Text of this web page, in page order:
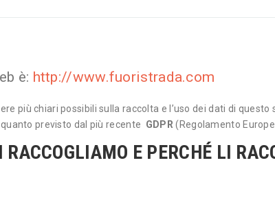
è: http://www.fuoristrada.com
più chiari possibili sulla raccolta e l’uso dei dati di
previsto dal più recente GDPR (Regolamento
E PERCHÉ LI